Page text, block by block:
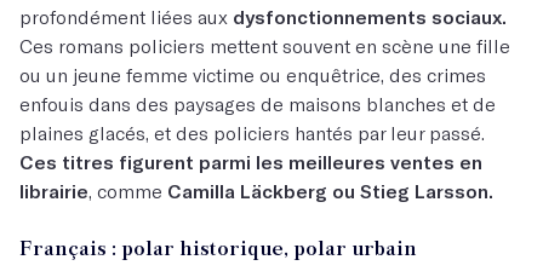
profondément liées aux dysfonctionnements sociaux.
Ces romans policiers mettent souvent en scène une fille
ou un jeune femme victime ou enquêtrice, des crimes
enfouis dans des paysages de maisons blanches et de
plaines glacés, et des policiers hantés par leur passé.
Ces titres figurent parmi les meilleures ventes en
librairie, comme Camilla Läckberg ou Stieg Larsson.
Français : polar historique, polar urbain